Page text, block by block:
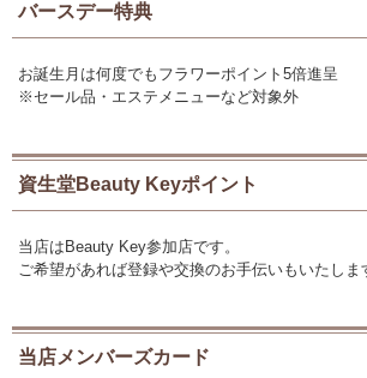
バースデー特典
お誕生月は何度でもフラワーポイント5倍進呈
※セール品・エステメニューなど対象外
資生堂Beauty Keyポイント
当店はBeauty Key参加店です。
ご希望があれば登録や交換のお手伝いもいたしま
当店メンバーズカード